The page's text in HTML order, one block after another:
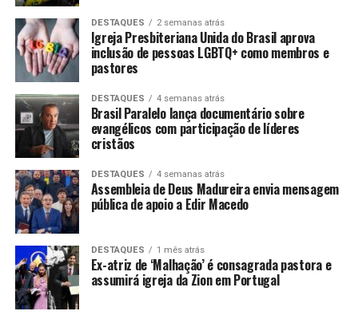
DESTAQUES 2 semanas atrás
Igreja Presbiteriana Unida do Brasil aprova
inclusão de pessoas LGBTQ+ como membros e
pastores
DESTAQUES 4 semanas atrás
Brasil Paralelo lança documentário sobre
evangélicos com participação de líderes
cristãos
DESTAQUES 4 semanas atrás
Assembleia de Deus Madureira envia mensagem
pública de apoio a Edir Macedo
DESTAQUES 1 mês atrás
Ex-atriz de ‘Malhação’ é consagrada pastora e
assumirá igreja da Zion em Portugal